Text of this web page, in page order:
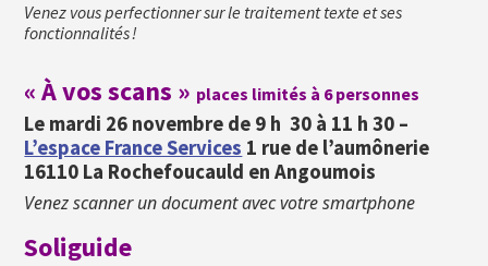
Venez vous perfectionner sur le traitement texte et ses
fonctionnalités !
« À vos scans » places limités à 6 personnes
Le mardi 26 novembre de 9 h 30 à 11 h 30 –
L’espace France Services 1 rue de l’aumônerie
16110 La Rochefoucauld en Angoumois
Venez scanner un document avec votre smartphone
Soliguide